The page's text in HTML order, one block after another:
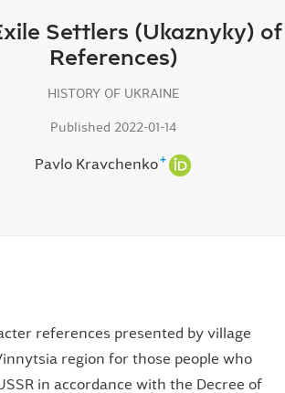
Settlers (Ukaznyky)
References)
HISTORY OF UKRAINE
Published 2022-01-14
Pavlo Kravchenko+
references presented by village
region for those people who
in accordance with the Decree of